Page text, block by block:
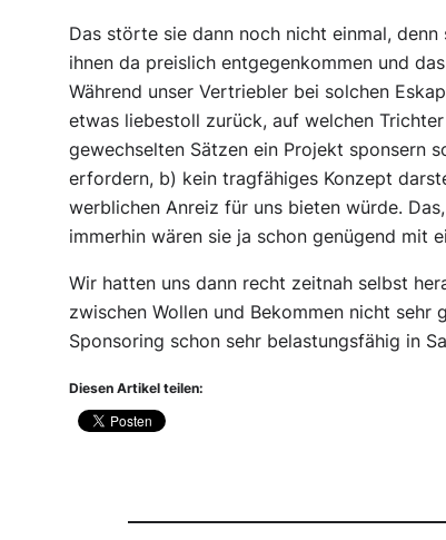
Das störte sie dann noch nicht einmal,
ihnen da preislich entgegenkommen und
Während unser Vertriebler bei solchen
etwas liebestoll zurück, auf welchen
gewechselten Sätzen ein Projekt sponsern
erfordern, b) kein tragfähiges Konzept
werblichen Anreiz für uns bieten würde.
immerhin wären sie ja schon genügend mit
Wir hatten uns dann recht zeitnah selbst
zwischen Wollen und Bekommen nicht
Sponsoring schon sehr belastungsfähig in
Diesen Artikel teilen: